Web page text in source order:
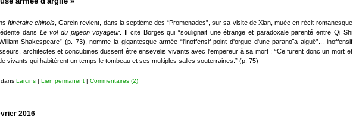
Itinéraire chinois , Garcin revient, dans la septième des “Promenades”, sur sa visite de Xian, muée en récit romanesque
dans Le vol du pigeon voyageur . Il cite Borges qui “soulignait une étrange et paradoxale parenté entre Qi Shi
Shakespeare” (p. 73), nomme la gigantesque armée “l'inoffensif point d'orgue d'une paranoïa aiguë”... inoffensif
architectes et concubines dussent être ensevelis vivants avec l'empereur à sa mort : “Ce furent donc un mort et
vivants qui habitèrent un temps le tombeau et ses multiples salles souterraines.” (p. 75)
Larcins| Lien permanent| Commentaires (2)
2016